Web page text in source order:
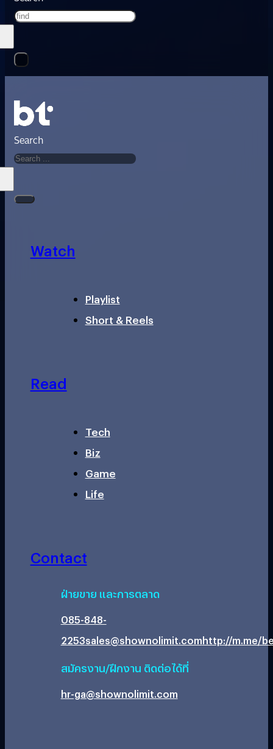
Search
Watch
Playlist
Short & Reels
Read
Tech
Biz
Game
Life
Contact
ฝ่ายขาย และการตลาด
085-848-
2253sales@shownolimit.comhttp://m.me/
สมัครงาน/ฝึกงาน ติดต่อได้ที่
hr-ga@shownolimit.com